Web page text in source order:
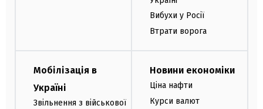
Вибухи у Росії
Втрати ворога
Мобілізація в
Україні
Звільнення з військової
Новини економіки
Ціна нафти
Курси валют